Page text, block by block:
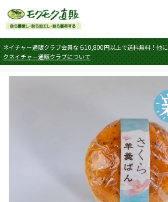
ネイチャー通販クラブ会員なら10,800円以上で送料無料！他
クネイチャー通販クラブについて